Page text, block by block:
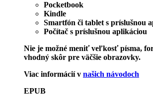
Pocketbook
Kindle
Smartfón či tablet s príslušnou
Počítač s príslušnou aplikáciou
Nie je možné meniť veľkosť písma,
vhodný skôr pre väčšie obrazovky.
Viac informácií v našich návodoch
EPUB